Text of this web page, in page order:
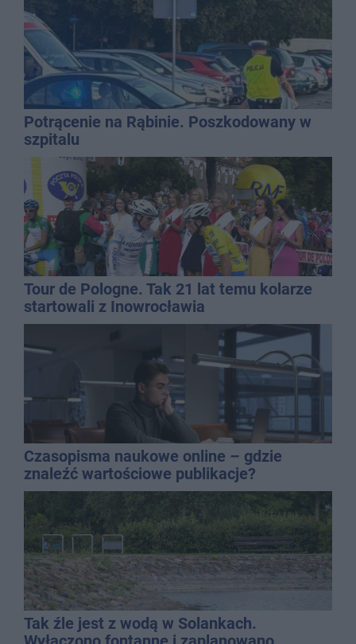
Potrącenie na Rąbinie. Poszkodowany w
szpitalu
Tour de Pologne. Tak 21 lat temu kolarze
startowali z Inowrocławia
Czasopisma naukowe online – gdzie
znaleźć wartościowe publikacje?
Tak źle jest z wodą w Solankach.